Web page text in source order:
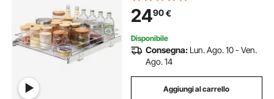
Cucina Ripiano Carico max. 13 kg,
Cestello Portautensili Sottolavello
da Cucina
2490€
Disponibile
Consegna: Lun. Ago. 10 - Ven.
Ago. 14
Aggiungi al carrello